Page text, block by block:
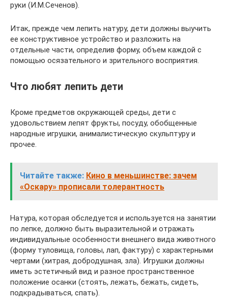
руки (И.М.Сеченов).
Итак, прежде чем лепить натуру, дети должны выучить
ее конструктивное устройство и разложить на
отдельные части, определив форму, объем каждой с
помощью осязательного и зрительного восприятия.
Что любят лепить дети
Кроме предметов окружающей среды, дети с
удовольствием лепят фрукты, посуду, обобщенные
народные игрушки, анималистическую скульптуру и
прочее.
Читайте также: Кино в меньшинстве: зачем
«Оскару» прописали толерантность
Натура, которая обследуется и используется на занятии
по лепке, должно быть выразительной и отражать
индивидуальные особенности внешнего вида животного
(форму туловища, головы, лап, фактуру) с характерными
чертами (хитрая, добродушная, зла). Игрушки должны
иметь эстетичный вид и разное пространственное
положение осанки (стоять, лежать, бежать, сидеть,
подкрадываться, спать).